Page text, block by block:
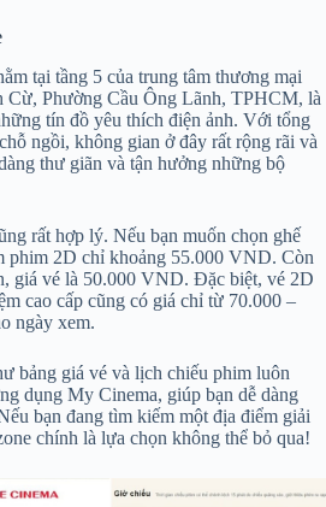
tại tầng 5 của trung tâm thương mại
Cừ, Phường Cầu Ông Lãnh, TPHCM, là
tín đồ yêu thích điện ảnh. Với tổng
ngồi, không gian ở đây rất rộng rãi và
thư giãn và tận hưởng những bộ
rất hợp lý. Nếu bạn muốn chọn ghế
phim 2D chỉ khoảng 55.000 VND. Còn
giá vé là 50.000 VND. Đặc biệt, vé 2D
cao cấp cũng có giá chỉ từ 70.000 –
ngày xem.
bảng giá vé và lịch chiếu phim luôn
dụng My Cinema, giúp bạn dễ dàng
bạn đang tìm kiếm một địa điểm giải
chính là lựa chọn không thể bỏ qua!